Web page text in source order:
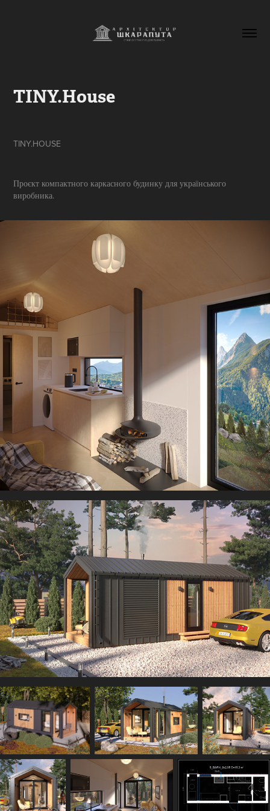
TINY.House
TINY.HOUSE
Проєкт компактного каркасного будинку для українського
виробника.